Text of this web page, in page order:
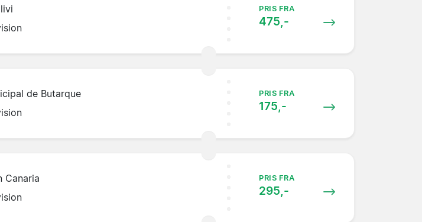
PRIS FRA
475,-
de Butarque
PRIS FRA
175,-
Canaria
PRIS FRA
295,-